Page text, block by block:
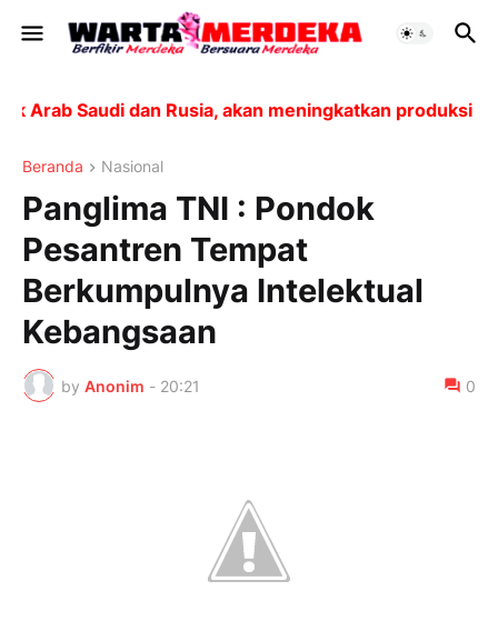
Saudi dan Rusia, akan meningkatkan produksi
Beranda Nasional
Panglima TNI : Pondok
Pesantren Tempat
Berkumpulnya Intelektual
Kebangsaan
by Anonim - 20:21 0